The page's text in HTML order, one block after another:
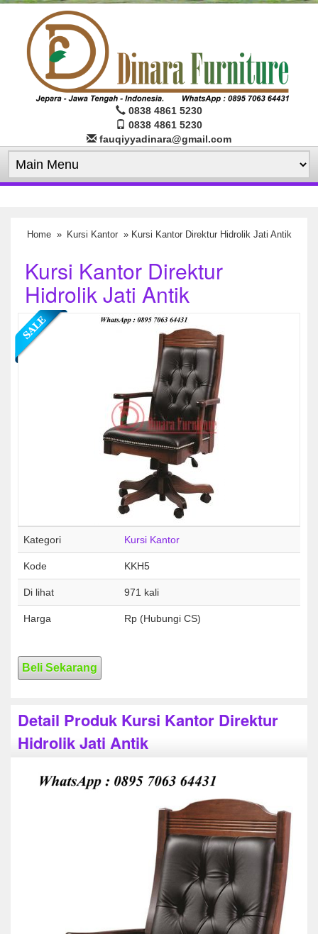
0838 4861 5230
0838 4861 5230
fauqiyyadinara@gmail.com
Home » Kursi Kantor » Kursi Kantor Direktur Hidrolik Jati Antik
Kursi Kantor Direktur
Hidrolik Jati Antik
Kategori Kursi Kantor
Kode KKH5
Di lihat 971 kali
Harga Rp (Hubungi CS)
Beli Sekarang
Detail Produk Kursi Kantor Direktur
Hidrolik Jati Antik